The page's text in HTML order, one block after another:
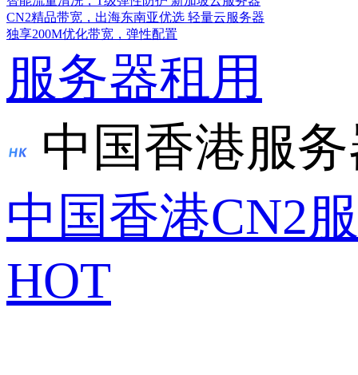
CN2精品带宽，出海东南亚优选 轻量云服务器
独享200M优化带宽，弹性配置
服务器租用
中国香港服
中国香港CN2
HOT